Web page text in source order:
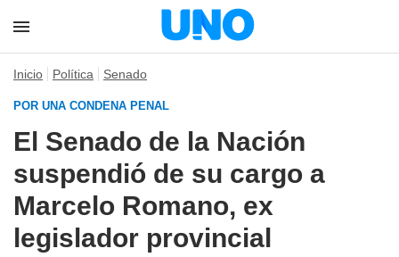
Inicio Política Senado
POR UNA CONDENA PENAL
El Senado de la Nación
suspendió de su cargo a
Marcelo Romano, ex
legislador provincial